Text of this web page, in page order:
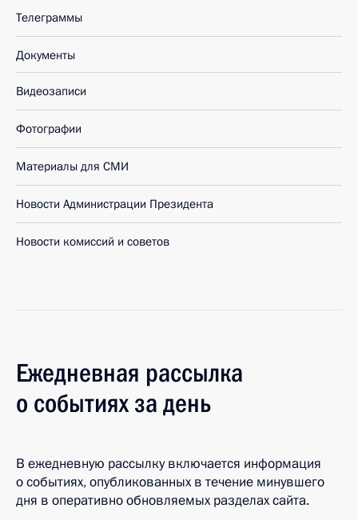
Телеграммы
Документы
Видеозаписи
Фотографии
Материалы для СМИ
Новости Администрации Президента
Новости комиссий и советов
Ежедневная рассылка
о событиях за день
В ежедневную рассылку включается информация
о событиях, опубликованных в течение минувшего
дня в оперативно обновляемых разделах сайта.